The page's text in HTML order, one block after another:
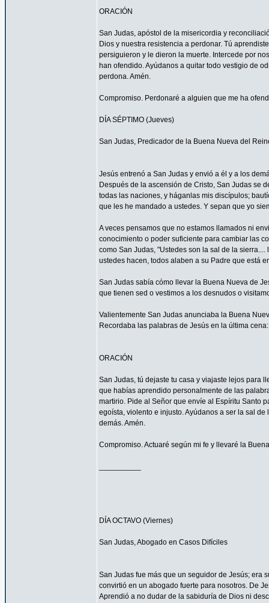
ORACIÓN
San Judas, apóstol de la misericordia y
Dios y nuestra resistencia a perdonar. Tú
persiguieron y le dieron la muerte. Intercede por
han ofendido. Ayúdanos a quitar todo vestigio de
perdona. Amén.
Compromiso. Perdonaré a alguien que me ha
DÍA SÉPTIMO (Jueves)
San Judas, Predicador de la Buena Nueva del
Jesús entrenó a San Judas y envió a él y a los
Después de la ascensión de Cristo, San Judas se
todas las naciones, y háganlas mis discípulos;
que les he mandado a ustedes. Y sepan que yo
A veces pensamos que no estamos llamados ni
conocimiento o poder suficiente para cambiar las
como San Judas, "Ustedes son la sal de la
ustedes hacen, todos alaben a su Padre que está
San Judas sabía cómo llevar la Buena Nueva de
que tienen sed o vestimos a los desnudos o
Valientemente San Judas anunciaba la Buena
Recordaba las palabras de Jesús en la última
ORACIÓN
San Judas, tú dejaste tu casa y viajaste lejos para
que habías aprendido personalmente de las
martirio. Pide al Señor que envíe al Espíritu Santo
egoísta, violento e injusto. Ayúdanos a ser la sal
demás. Amén.
Compromiso. Actuaré según mi fe y llevaré la
DÍA OCTAVO (Viernes)
San Judas, Abogado en Casos Difíciles
San Judas fue más que un seguidor de Jesús; era
convirtió en un abogado fuerte para nosotros. De
Aprendió a no dudar de la sabiduría de Dios ni